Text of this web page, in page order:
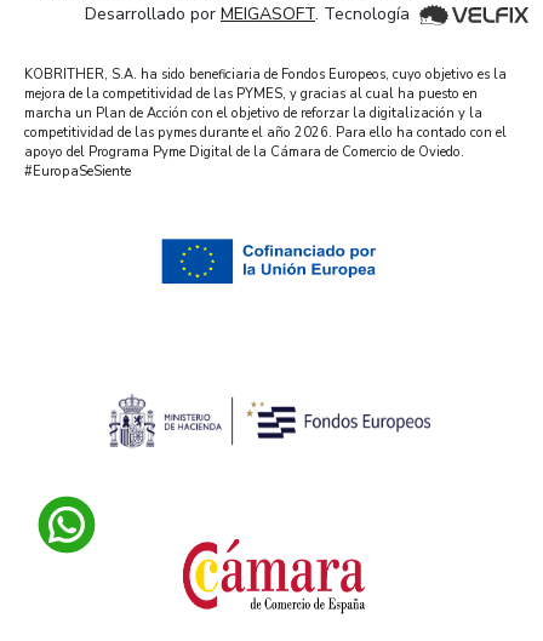
Desarrollado por MEIGASOFT. Tecnología
KOBRITHER, S.A. ha sido beneficiaria de Fondos Europeos, cuyo objetivo es la
mejora de la competitividad de las PYMES, y gracias al cual ha puesto en
marcha un Plan de Acción con el objetivo de reforzar la digitalización y la
competitividad de las pymes durante el año 2026. Para ello ha contado con el
apoyo del Programa Pyme Digital de la Cámara de Comercio de Oviedo.
#EuropaSeSiente